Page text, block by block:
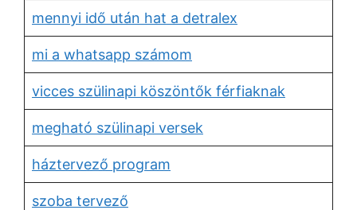
mennyi idő után hat a detralex
mi a whatsapp számom
vicces szülinapi köszöntők férfiaknak
megható szülinapi versek
háztervező program
szoba tervező